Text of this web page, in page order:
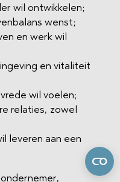
wil ontwikkelen;
wenst;
en werk wil
en vitaliteit
wil voelen;
relaties, zowel
leveren aan een